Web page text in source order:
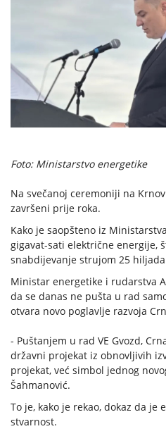
Foto: Ministarstvo energetike
Na svečanoj ceremoniji na
završeni prije roka.
Kako je saopšteno iz
gigavat-sati električne energije,
snabdijevanje strujom 25
Ministar energetike i rudarstva
da se danas ne pušta u rad
otvara novo poglavlje razvoja
- Puštanjem u rad VE Gvozd,
državni projekat iz obnovljivih
projekat, već simbol jednog
Šahmanović.
To je, kako je rekao, dokaz da je
stvarnost.